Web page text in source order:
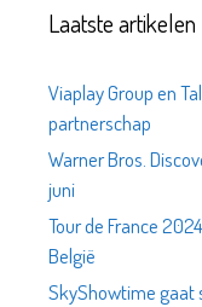
Laatste artikelen
Viaplay Group en
partnerschap
Warner Bros.
juni
Tour de France
België
SkyShowtime gaat